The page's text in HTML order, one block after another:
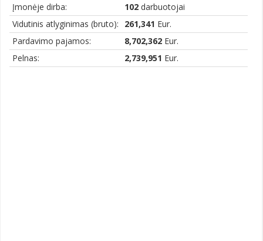
Įmonėje dirba:
102 darbuotojai
Vidutinis atlyginimas (bruto):
261,341 Eur.
Pardavimo pajamos:
8,702,362 Eur.
Pelnas:
2,739,951 Eur.